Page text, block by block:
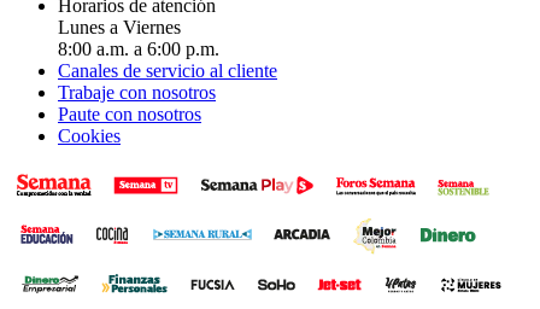
Horarios de atención
Lunes a Viernes
8:00 a.m. a 6:00 p.m.
Canales de servicio al cliente
Trabaje con nosotros
Paute con nosotros
Cookies